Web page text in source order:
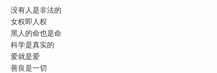
没有人是非法的
女权即人权
黑人的命也是命
科学是真实的
爱就是爱
善良是一切